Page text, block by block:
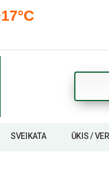
SVEIKATA ŪKIS /